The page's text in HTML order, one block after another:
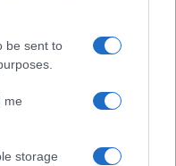
be sent to
me
storage